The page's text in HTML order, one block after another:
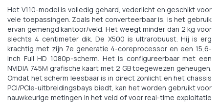
Het V110-model is volledig gehard, vederlicht en geschikt voor
vele toepassingen. Zoals het converteerbaar is, is het gebruik
ervan gemengd kantoor/veld. Het weegt minder dan 2 kg voor
slechts 4 centimeter dik. De X500 is ultrarobuust. Hij is erg
krachtig met zijn 7e generatie 4-coreprocessor en een 15,6-
inch Full HD 1080p-scherm. Het is configureerbaar met een
NVIDIA 745M grafische kaart met 2 GB toegewezen geheugen.
Omdat het scherm leesbaar is in direct zonlicht en het chassis
PCI/PCIe-uitbreidingsbays biedt, kan het worden gebruikt voor
nauwkeurige metingen in het veld of voor real-time exploitatie